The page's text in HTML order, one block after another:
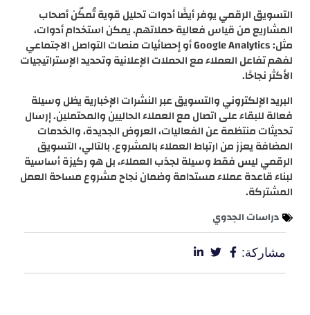
التسويق الرقمي يوفر أيضًا أدوات تحليل قوية تُمكّن أصحاب
المشاريع من قياس فعالية حملاتهم. يمكن استخدام أدوات،
مثل: Google Analytics أو إحصائيات منصات التواصل الاجتماعي
لفهم تفاعل العملاء مع الحملات الإعلانية وتحديد الإستراتيجيات
الأكثر نجاحًا.
البريد الإلكتروني والتسويق عبر النشرات الإخبارية يظل وسيلة
فعالة للبقاء على اتصال مع العملاء الحاليين والمحتملين. إرسال
تحديثات منتظمة عن الفعاليات، العروض الجديدة، والخدمات
المضافة يعزز من ارتباط العملاء بالمشروع. بالتالي، التسويق
الرقمي ليس فقط وسيلة لجذب العملاء، بل هو ركيزة أساسية
لبناء قاعدة عملاء مستدامة وضمان نجاح مشروع مساحة العمل
المشتركة.
دراسات الجدوي
مشاركة: